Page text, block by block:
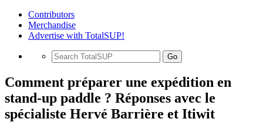
Contributors
Merchandise
Advertise with TotalSUP!
Go
Comment préparer une expédition en
stand-up paddle ? Réponses avec le
spécialiste Hervé Barrière et Itiwit